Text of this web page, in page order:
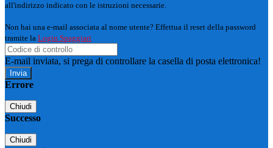
all'indirizzo indicato con le istruzioni necessarie.
Non hai una e-mail associata al nome utente? Effettua il reset della password
tramite la Login Spaggiari
E-mail inviata, si prega di controllare la casella di posta elettronica!
Errore
Chiudi
Successo
Chiudi